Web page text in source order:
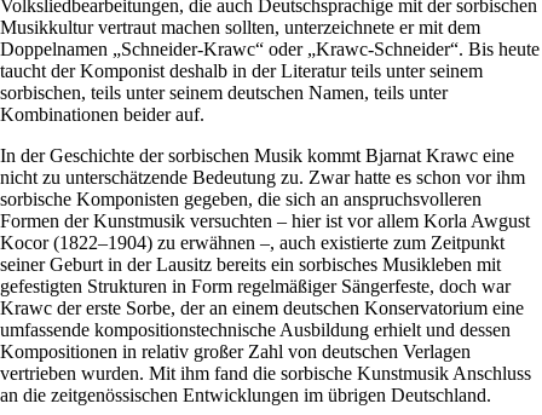
Volksliedbearbeitungen, die auch Deutschsprachige mit der sorbischen
Musikkultur vertraut machen sollten, unterzeichnete er mit dem
Doppelnamen „Schneider-Krawc“ oder „Krawc-Schneider“. Bis heute
taucht der Komponist deshalb in der Literatur teils unter seinem
sorbischen, teils unter seinem deutschen Namen, teils unter
Kombinationen beider auf.
In der Geschichte der sorbischen Musik kommt Bjarnat Krawc eine
nicht zu unterschätzende Bedeutung zu. Zwar hatte es schon vor ihm
sorbische Komponisten gegeben, die sich an anspruchsvolleren
Formen der Kunstmusik versuchten – hier ist vor allem Korla Awgust
Kocor (1822–1904) zu erwähnen –, auch existierte zum Zeitpunkt
seiner Geburt in der Lausitz bereits ein sorbisches Musikleben mit
gefestigten Strukturen in Form regelmäßiger Sängerfeste, doch war
Krawc der erste Sorbe, der an einem deutschen Konservatorium eine
umfassende kompositionstechnische Ausbildung erhielt und dessen
Kompositionen in relativ großer Zahl von deutschen Verlagen
vertrieben wurden. Mit ihm fand die sorbische Kunstmusik Anschluss
an die zeitgenössischen Entwicklungen im übrigen Deutschland.